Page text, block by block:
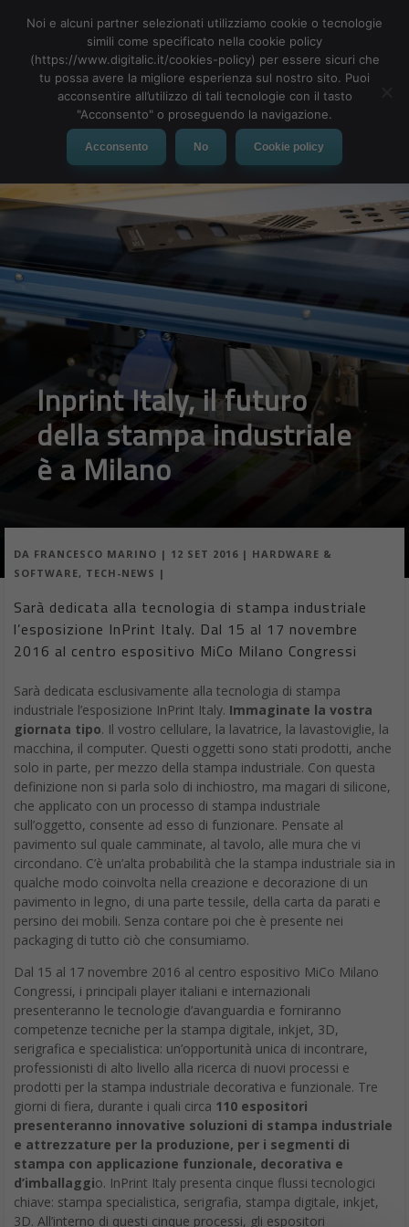
MENU
Inprint Italy, il futuro
della stampa industriale
è a Milano
DA FRANCESCO MARINO | 12 SET 2016 | HARDWARE &
SOFTWARE, TECH-NEWS |
Sarà dedicata alla tecnologia di stampa industriale
l’esposizione InPrint Italy. Dal 15 al 17 novembre
2016 al centro espositivo MiCo Milano Congressi
Sarà dedicata esclusivamente alla tecnologia di stampa
industriale l’esposizione InPrint Italy. Immaginate la vostra
giornata tipo. Il vostro cellulare, la lavatrice, la lavastoviglie, la
macchina, il computer. Questi oggetti sono stati prodotti, anche
solo in parte, per mezzo della stampa industriale. Con questa
definizione non si parla solo di inchiostro, ma magari di silicone,
che applicato con un processo di stampa industriale
sull’oggetto, consente ad esso di funzionare. Pensate al
pavimento sul quale camminate, al tavolo, alle mura che vi
circondano. C’è un’alta probabilità che la stampa industriale sia in
qualche modo coinvolta nella creazione e decorazione di un
pavimento in legno, di una parte tessile, della carta da parati e
persino dei mobili. Senza contare poi che è presente nei
packaging di tutto ciò che consumiamo.
Dal 15 al 17 novembre 2016 al centro espositivo MiCo Milano
Congressi, i principali player italiani e internazionali
presenteranno le tecnologie d’avanguardia e forniranno
competenze tecniche per la stampa digitale, inkjet, 3D,
serigrafica e specialistica: un’opportunità unica di incontrare,
professionisti di alto livello alla ricerca di nuovi processi e
prodotti per la stampa industriale decorativa e funzionale. Tre
giorni di fiera, durante i quali circa 110 espositori
presenteranno innovative soluzioni di stampa industriale
e attrezzature per la produzione, per i segmenti di
stampa con applicazione funzionale, decorativa e
d’imballaggio. InPrint Italy presenta cinque flussi tecnologici
chiave: stampa specialistica, serigrafia, stampa digitale, inkjet,
3D. All’interno di questi cinque processi, gli espositori
Noi e alcuni partner selezionati utilizziamo cookie o tecnologie
simili come specificato nella cookie policy
(https://www.digitalic.it/cookies-policy) per essere sicuri che
tu possa avere la migliore esperienza sul nostro sito. Puoi
acconsentire all’utilizzo di tali tecnologie con il tasto
"Acconsento" o proseguendo la navigazione.
Acconsento No Cookie policy